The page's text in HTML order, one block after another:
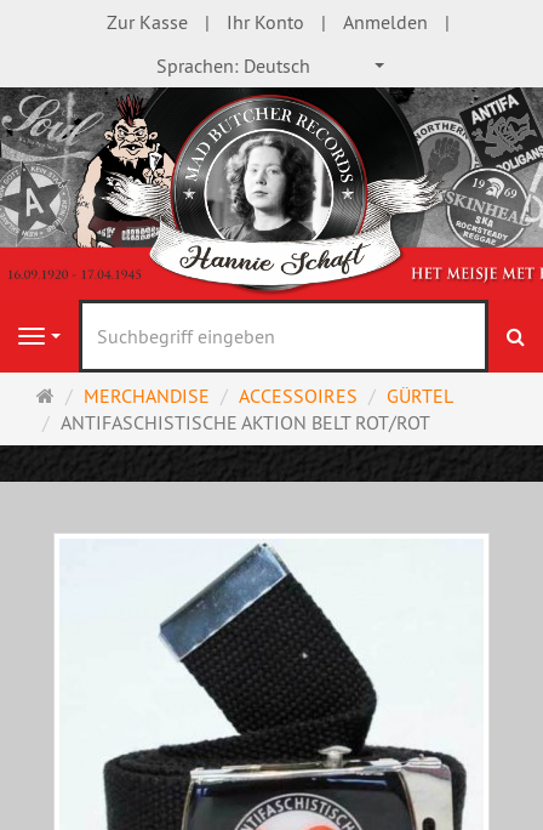
Zur Kasse Ihr Konto
Anmelden
Sprachen: Deutsch
Navigation
Startseite
MERCHANDISE ACCESSOIRES
GÜRTEL
ANTIFASCHISTISCHE AKTION BELT ROT/ROT